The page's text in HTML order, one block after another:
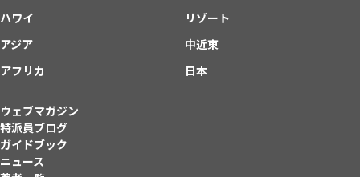
ハワイ
リゾート
アジア
中近東
アフリカ
日本
ウェブマガジン
特派員ブログ
ガイドブック
ニュース